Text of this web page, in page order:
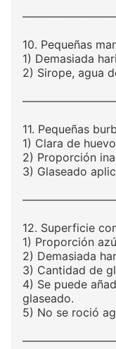
10. Pequeñas
1) Demasiada
2) Sirope, agua
11. Pequeñas
1) Clara de
2) Proporción
3) Glaseado
12. Superficie
1) Proporción
2) Demasiada
3) Cantidad de
4) Se puede
glaseado.
5) No se roció